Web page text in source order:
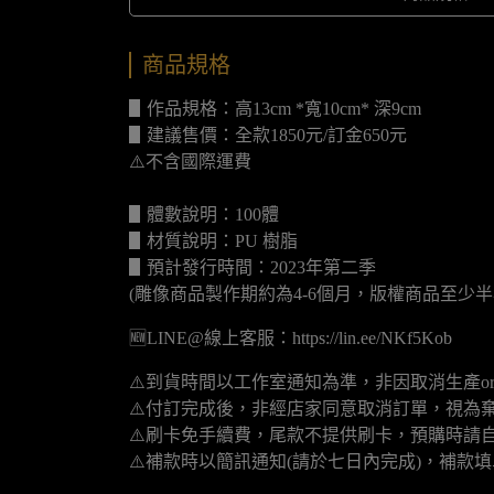
商品規格
▋作品規格：高13cm *寬10cm* 深9cm
▋建議售價：全款1850元/訂金650元
⚠️不含國際運費
▋體數說明：100體
▋材質說明：PU 樹脂
▋預計發行時間：2023年第二季
(雕像商品製作期約為4-6個月，版權商品至少
🆕LINE@線上客服：https://lin.ee/NKf5Kob
⚠️到貨時間以工作室通知為準，非因取消生產
⚠️付訂完成後，非經店家同意取消訂單，視為
⚠️刷卡免手續費，尾款不提供刷卡，預購時請
⚠️補款時以簡訊通知(請於七日內完成)，補款